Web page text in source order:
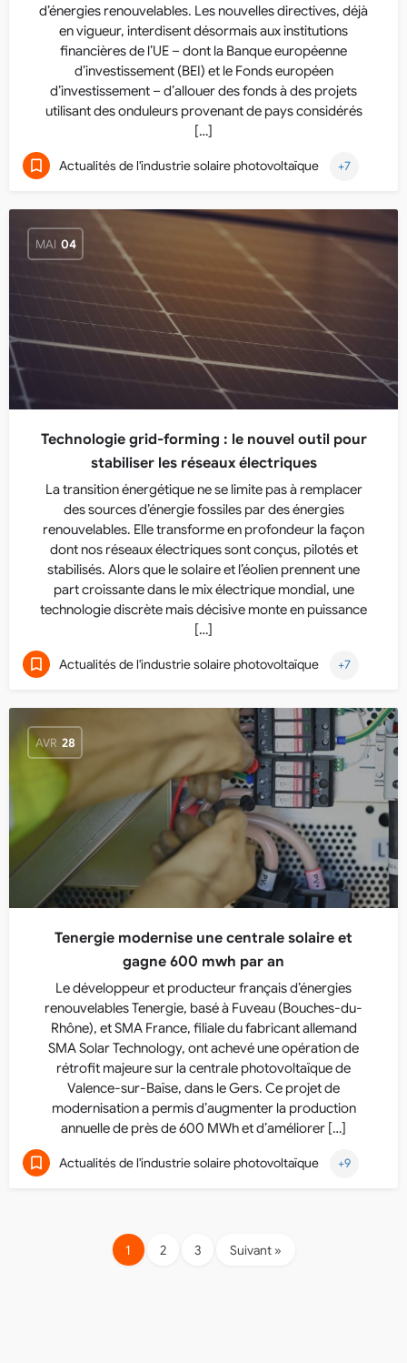
d’énergies renouvelables. Les nouvelles directives, déjà
en vigueur, interdisent désormais aux institutions
financières de l’UE – dont la Banque européenne
d’investissement (BEI) et le Fonds européen
d’investissement – d’allouer des fonds à des projets
utilisant des onduleurs provenant de pays considérés
[…]
Actualités de l'industrie solaire photovoltaïque +7
MAI 04
Technologie grid-forming : le nouvel outil pour
stabiliser les réseaux électriques
La transition énergétique ne se limite pas à remplacer
des sources d’énergie fossiles par des énergies
renouvelables. Elle transforme en profondeur la façon
dont nos réseaux électriques sont conçus, pilotés et
stabilisés. Alors que le solaire et l’éolien prennent une
part croissante dans le mix électrique mondial, une
technologie discrète mais décisive monte en puissance
[…]
Actualités de l'industrie solaire photovoltaïque +7
AVR 28
Tenergie modernise une centrale solaire et
gagne 600 mwh par an
Le développeur et producteur français d’énergies
renouvelables Tenergie, basé à Fuveau (Bouches-du-
Rhône), et SMA France, filiale du fabricant allemand
SMA Solar Technology, ont achevé une opération de
rétrofit majeure sur la centrale photovoltaïque de
Valence-sur-Baïse, dans le Gers. Ce projet de
modernisation a permis d’augmenter la production
annuelle de près de 600 MWh et d’améliorer […]
Actualités de l'industrie solaire photovoltaïque +9
1 2 3 Suivant »